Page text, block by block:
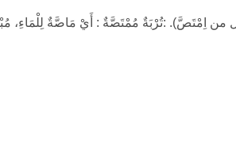
اِمْتَصَّ). :تُرْبَةٌ مُمْتَصَّةٌ : أَيْ مَاصَّةٌ لِلْمَاءِ،